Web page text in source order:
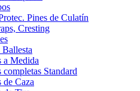
Pines de Culatín
Cresting
a Medida
completas Standard
de Caza